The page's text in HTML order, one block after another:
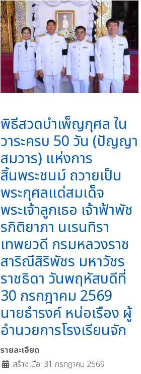
พิธีสวดบำเพ็ญกุศล ใน
วาระครบ 50 วัน (ปัญญา
สมวาร) แห่งการ
สิ้นพระชนม์ ถวายเป็น
พระกุศลแด่สมเด็จ
พระเจ้าลูกเธอ เจ้าฟ้าพัช
รกิติยาภา นเรนทิรา
เทพยวดี กรมหลวงราช
สาริณีสิริพัชร มหาวัชร
ราชธิดา วันพฤหัสบดีที่
30 กรกฎาคม 2569
นายธำรงค์ หน่อเรือง ผู้
อำนวยการโรงเรียนจัก
รายละเอียด
สร้างเมื่อ: 31 กรกฎาคม 2569